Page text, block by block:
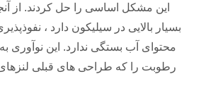
این مشکل اساسی را حل کردند. از
بسیار بالایی در سیلیکون دارد ،
محتوای آب بستگی ندارد. این نوآوری
رطوبت را که طراحی های قبلی لنزهای